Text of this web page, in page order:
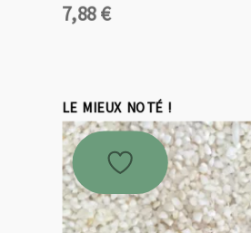
7,88€
LE MIEUX NOTÉ !